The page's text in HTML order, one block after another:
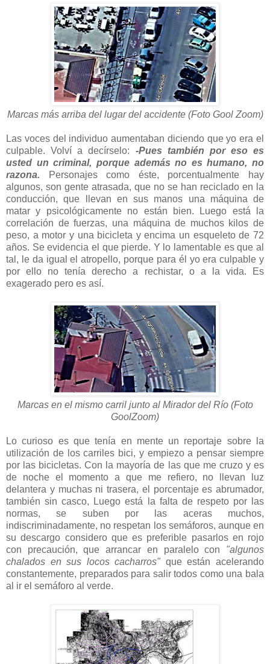
Marcas más arriba del lugar del accidente (Foto Gool Zoom)
Las voces del individuo aumentaban diciendo que yo era el
culpable. Volví a decírselo: -Pues también por eso es
usted un criminal, porque además no es humano, no
razona. Personajes como éste, porcentualmente hay
algunos, son gente atrasada, que no se han reciclado en la
conducción, que llevan en sus manos una máquina de
matar y psicológicamente no están bien. Luego está la
correlación de fuerzas, una máquina de muchos kilos de
peso, a motor y una bicicleta y encima un esqueleto de 72
años. Se evidencia el que pierde. Y lo lamentable es que al
tal, le da igual el atropello, porque para él yo era culpable y
por ello no tenía derecho a rechistar, o a la vida. Es
exagerado pero es así.
Marcas en el mismo carril junto al Mirador del Río (Foto
GoolZoom)
Lo curioso es que tenía en mente un reportaje sobre la
utilización de los carriles bici, y empiezo a pensar siempre
por las bicicletas. Con la mayoría de las que me cruzo y es
de noche el momento a que me refiero, no llevan luz
delantera y muchas ni trasera, el porcentaje es abrumador,
también sin casco, Luego está la falta de respeto por las
normas, se suben por las aceras muchos,
indiscriminadamente, no respetan los semáforos, aunque en
su descargo considero que es preferible pasarlos en rojo
con precaución, que arrancar en paralelo con "algunos
chalados en sus locos cacharros" que están acelerando
constantemente, preparados para salir todos como una bala
al ir el semáforo al verde.